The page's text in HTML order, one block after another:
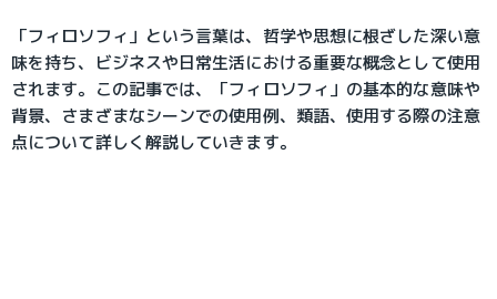
「フィロソフィ」という言葉は、哲学や思想に根ざした深い意
味を持ち、ビジネスや日常生活における重要な概念として使用
されます。この記事では、「フィロソフィ」の基本的な意味や
背景、さまざまなシーンでの使用例、類語、使用する際の注意
点について詳しく解説していきます。